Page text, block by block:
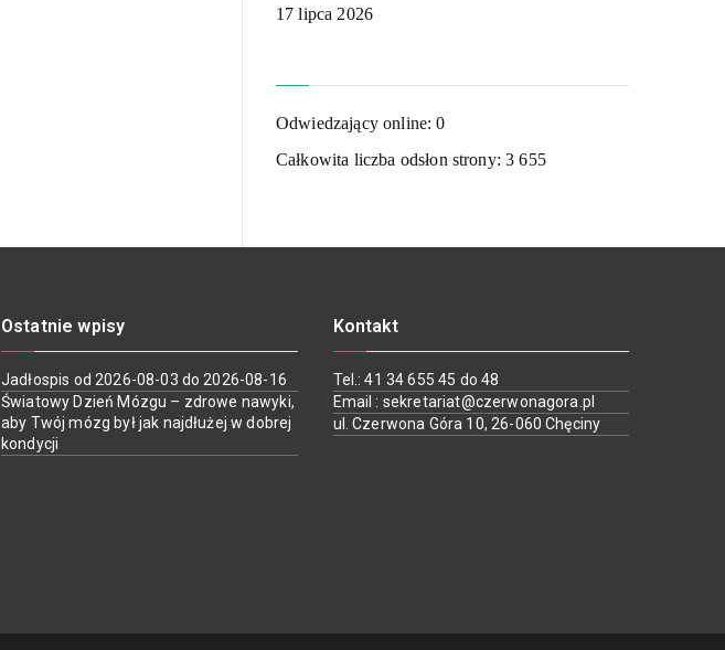
17 lipca 2026
Odwiedzający online:0
Całkowita liczba odsłon strony:3 655
Ostatnie wpisy
Jadłospis od 2026-08-03 do 2026-08-16
Światowy Dzień Mózgu – zdrowe nawyki,
aby Twój mózg był jak najdłużej w dobrej
kondycji
Kontakt
Tel.: 41 34 655 45 do 48
Email : sekretariat@czerwonagora.pl
ul. Czerwona Góra 10, 26-060 Chęciny